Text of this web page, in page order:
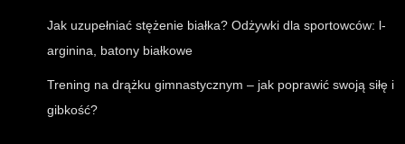
Jak uzupełniać stężenie białka? Odżywki dla sportowców: l-
arginina, batony białkowe
Trening na drążku gimnastycznym – jak poprawić swoją siłę i
gibkość?